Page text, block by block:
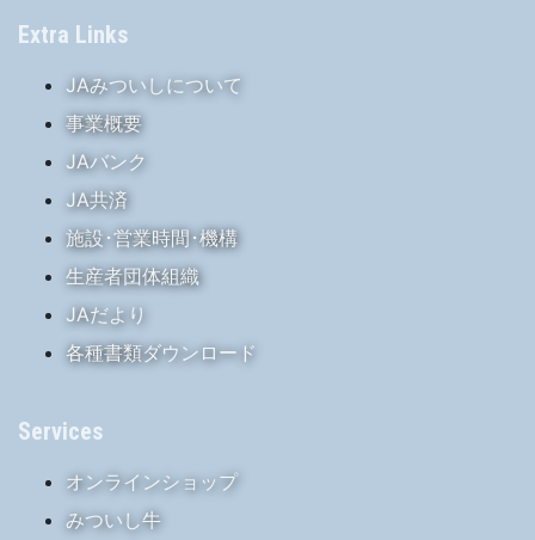
Extra Links
JAみついしについて
事業概要
JAバンク
JA共済
施設･営業時間･機構
生産者団体組織
JAだより
各種書類ダウンロード
Services
オンラインショップ
みついし牛